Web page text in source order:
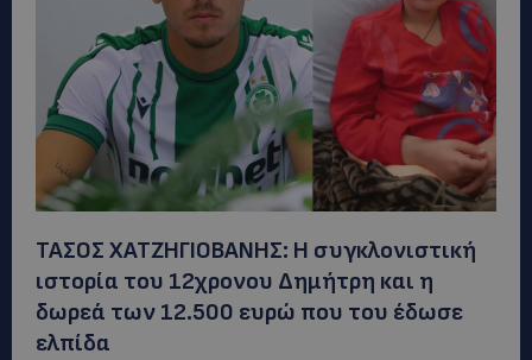
ΤΑΣΟΣ ΧΑΤΖΗΓΙΟΒΑΝΗΣ: Η συγκλονιστική
ιστορία του 12χρονου Δημήτρη και η
δωρεά των 12.500 ευρώ που του έδωσε
ελπίδα